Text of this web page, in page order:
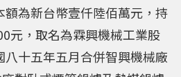
為新台幣壹仟陸佰萬元，持
元，取名為霖興機械工業股
十五年五月合併智興機械廠